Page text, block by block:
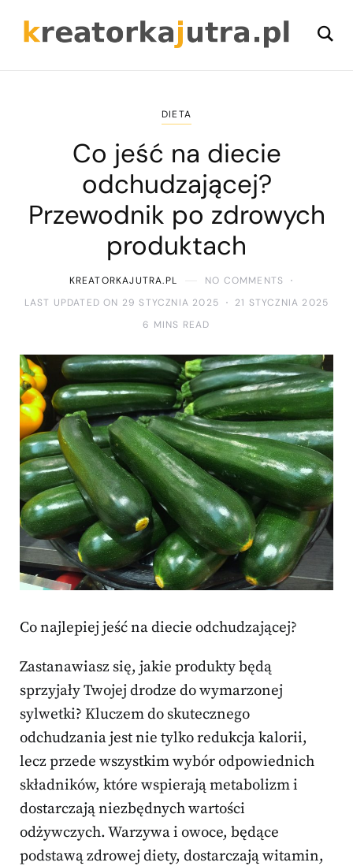
DIETA
Co jeść na diecie
odchudzającej?
Przewodnik po zdrowych
produktach
KREATORKAJUTRA.PL
NO COMMENTS
LAST UPDATED ON 29 STYCZNIA 2025
21 STYCZNIA 2025
6 MINS READ
Co najlepiej jeść na diecie odchudzającej?
Zastanawiasz się, jakie produkty będą
sprzyjały Twojej drodze do wymarzonej
sylwetki? Kluczem do skutecznego
odchudzania jest nie tylko redukcja kalorii,
lecz przede wszystkim wybór odpowiednich
składników, które wspierają metabolizm i
dostarczają niezbędnych wartości
odżywczych. Warzywa i owoce, będące
podstawą zdrowej diety, dostarczają witamin,